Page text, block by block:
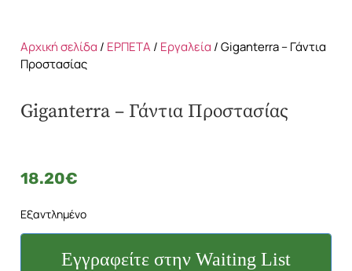
Αρχική σελίδα / ΕΡΠΕΤΑ / Εργαλεία / Giganterra – Γάντια
Προστασίας
Giganterra – Γάντια Προστασίας
18.20€
Εξαντλημένο
Εγγραφείτε στην Waiting List